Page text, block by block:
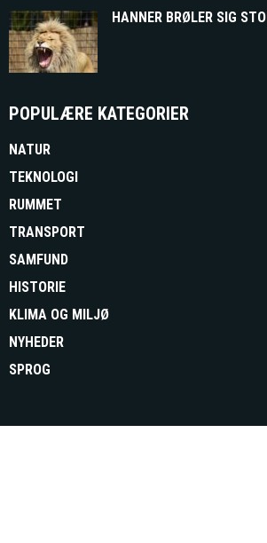
HANNER BRØLER SIG
POPULÆRE KATEGORIER
NATUR
TEKNOLOGI
RUMMET
TRANSPORT
SAMFUND
HISTORIE
KLIMA OG MILJØ
NYHEDER
SPROG